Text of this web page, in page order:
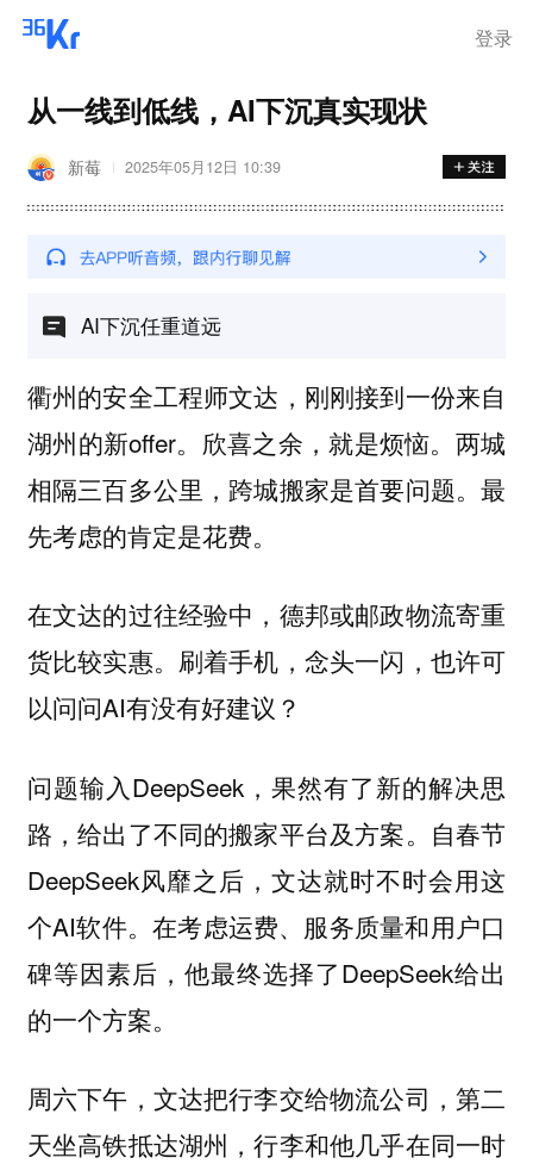
登录
从一线到低线，AI下沉真实现状
新莓 2025年05月12日 10:39
AI下沉任重道远
衢州的安全工程师文达，刚刚接到一份来自
湖州的新offer。欣喜之余，就是烦恼。两城
相隔三百多公里，跨城搬家是首要问题。最
先考虑的肯定是花费。
在文达的过往经验中，德邦或邮政物流寄重
货比较实惠。刷着手机，念头一闪，也许可
以问问AI有没有好建议？
问题输入DeepSeek，果然有了新的解决思
路，给出了不同的搬家平台及方案。自春节
DeepSeek风靡之后，文达就时不时会用这
个AI软件。在考虑运费、服务质量和用户口
碑等因素后，他最终选择了DeepSeek给出
的一个方案。
周六下午，文达把行李交给物流公司，第二
天坐高铁抵达湖州，行李和他几乎在同一时